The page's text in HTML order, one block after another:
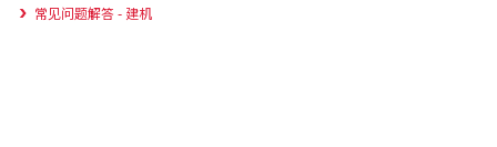
常见问题解答 - 建机